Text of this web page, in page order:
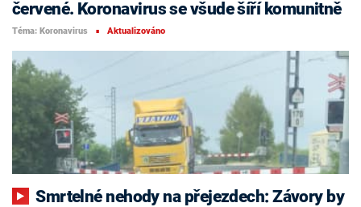
červené. Koronavirus se všude šíří komunitně
Téma: Koronavirus ■ Aktualizováno
Smrtelné nehody na přejezdech: Závory by